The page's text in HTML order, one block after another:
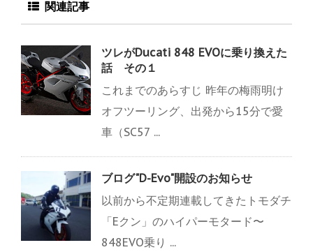
関連記事
ツレがDucati 848 EVOに乗り換えた
話 その１
これまでのあらすじ 昨年の梅雨明け
オフツーリング、出発から15分で愛
車（SC57 ...
ブログ"D-Evo"開設のお知らせ
以前から不定期連載してきたトモダチ
「Eクン」のハイパーモタード〜
848EVO乗り ...